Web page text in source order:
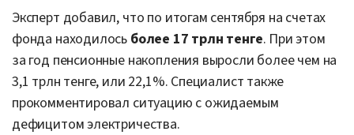
Эксперт добавил, что по итогам сентября на счетах
фонда находилось более 17 трлн тенге. При этом
за год пенсионные накопления выросли более чем на
3,1 трлн тенге, или 22,1%. Специалист также
прокомментировал ситуацию с ожидаемым
дефицитом электричества.